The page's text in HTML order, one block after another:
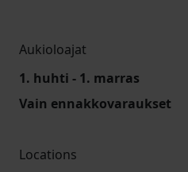
Aukioloajat
1. huhti - 1. marras
Vain ennakkovaraukset
Locations